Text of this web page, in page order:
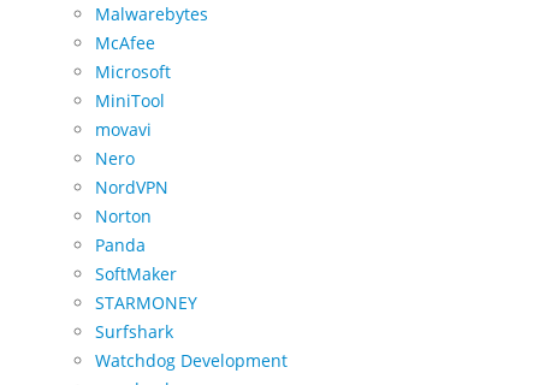
Malwarebytes
McAfee
Microsoft
MiniTool
movavi
Nero
NordVPN
Norton
Panda
SoftMaker
STARMONEY
Surfshark
Watchdog Development